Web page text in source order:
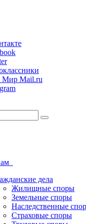
Мир Mail.ru
дела
Жилищные споры
Земельные споры
Наследственные
Страховые споры